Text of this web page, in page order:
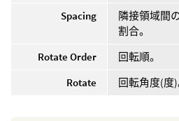
Spacing
隣接領域間
割合。
Rotate Order
回転順。
Rotate
回転角度(度)